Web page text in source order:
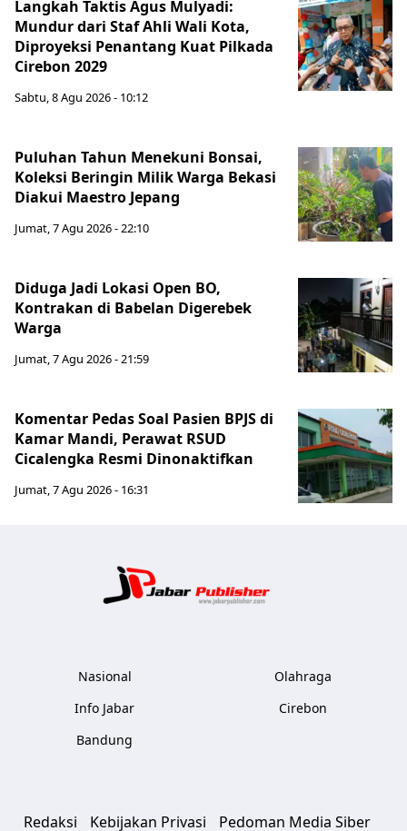
Langkah Taktis Agus Mulyadi:
Mundur dari Staf Ahli Wali Kota,
Diproyeksi Penantang Kuat Pilkada
Cirebon 2029
Sabtu, 8 Agu 2026 - 10:12
Puluhan Tahun Menekuni Bonsai,
Koleksi Beringin Milik Warga Bekasi
Diakui Maestro Jepang
Jumat, 7 Agu 2026 - 22:10
Diduga Jadi Lokasi Open BO,
Kontrakan di Babelan Digerebek
Warga
Jumat, 7 Agu 2026 - 21:59
Komentar Pedas Soal Pasien BPJS di
Kamar Mandi, Perawat RSUD
Cicalengka Resmi Dinonaktifkan
Jumat, 7 Agu 2026 - 16:31
Nasional
Info Jabar
Bandung
Olahraga
Cirebon
Redaksi Kebijakan Privasi Pedoman Media Siber